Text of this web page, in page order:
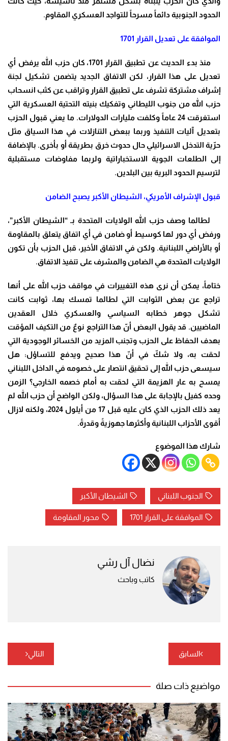
الحدود الجنوبية دائماً مسرحاً للتواجد العسكري المقاوم.
الموافقة على تعديل القرار 1701
منذ بدء الحديث عن تطبيق القرار 1701، كان حزب الله يرفض أي
تعديل على هذا القرار، لكن الاتفاق الجديد يتضمن تشكيل لجنة
إشراف مشتركة تشرف على تطبيق القرار وتراقب عن كثب انسحاب
حزب الله من جنوب الليطاني وتفكيك بنيته التحتية العسكرية التي
استغرقت 24 عاماً وكلفت مليارات الدولارات. ما يعني قبول الحزب
بتعديل آليات التنفيذ وربما ببعض التنازلات في هذا السياق مثل
حرّية التدخل الاسرائيلي حال حدوث خرق بطريقة أو بأخرى. بالإضافة
إلى الطلعات الجوية الاستخباراتية ولربما مفاوضات مستقبلية
لترسيم الحدود البرية بين البلدين.
قبول الإشراف الأمريكي، الشيطان الأكبر يصبح الضامن
لطالما وصف حزب الله الولايات المتحدة بـ “الشيطان الأكبر”،
ورفض أي دور لها كوسيط أو ضامن في أي اتفاق يتعلق بالمقاومة
أو بالأراضي اللبنانية. ولكن في الاتفاق الأخير، قبل الحزب بأن تكون
الولايات المتحدة هي الضامن والمشرف على تنفيذ الاتفاق.
ختاماً، يمكن أن نرى هذه التغييرات في مواقف حزب الله على أنها
تراجع عن بعض الثوابت التي لطالما تمسك بها، ثوابت كانت
تشكل جوهر خطابه السياسي والعسكري خلال العقدين
الماضيين. قد يقول البعض أنّ هذا التراجع نوعٌ من التكيف المؤقت
بهدف الحفاظ على الحزب وتجنب المزيد من الخسائر الوجودية التي
لحقت به، ولا شكّ في أنّ هذا صحيح ويدفع للتساؤل: هل
سيسعى حزب الله إلى تحقيق انتصار على خصومه في الداخل اللبناني
يمسح به عار الهزيمة التي لحقت به أمام خصمه الخارجي؟ الزمن
وحده كفيل بالإجابة على هذا السؤال، ولكن الواضح أن حزب الله لم
يعد ذلك الحزب الذي كان عليه قبل 17 من أيلول 2024، ولكنه لازال
أقوى الأحزاب اللبنانية وأكثرها جهوزيةً وقدرةً.
شارك هذا الموضوع
الجنوب اللبناني الشيطان الأكبر
الموافقة على القرار 1701 محور المقاومة
نضال آل رشي
كاتب وباحث
تصفّح
المقالات
السابق التالي
مواضيع ذات صلة